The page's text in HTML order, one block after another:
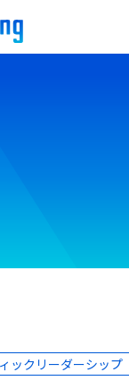
ックリーダーシップ